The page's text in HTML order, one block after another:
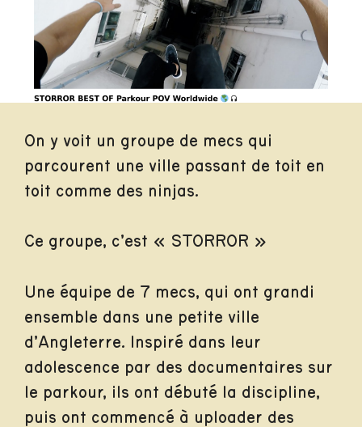
On y voit un groupe de mecs qui
parcourent une ville passant de toit en
toit comme des ninjas.
Ce groupe, c’est « STORROR »
Une équipe de 7 mecs, qui ont grandi
ensemble dans une petite ville
d’Angleterre. Inspiré dans leur
adolescence par des documentaires sur
le parkour, ils ont débuté la discipline,
puis ont commencé à uploader des